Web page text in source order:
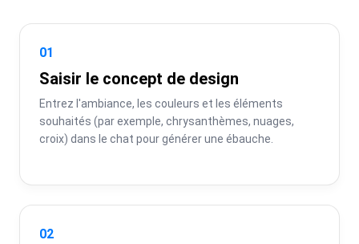
01
Saisir le concept de design
Entrez l'ambiance, les couleurs et les éléments
souhaités (par exemple, chrysanthèmes, nuages,
croix) dans le chat pour générer une ébauche.
02